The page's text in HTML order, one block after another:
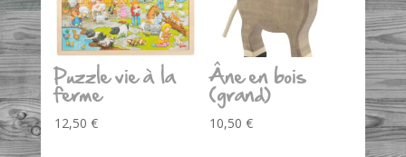
Puzzle vie à la
ferme
12,50 €
Âne en bois
(grand)
10,50 €